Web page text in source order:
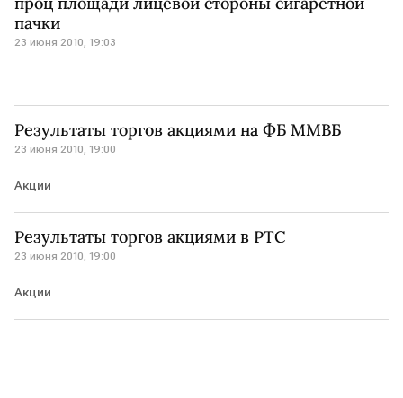
пачки
23 июня 2010, 19:03
Результаты торгов акциями на ФБ ММВБ
23 июня 2010, 19:00
Акции
Результаты торгов акциями в РТС
23 июня 2010, 19:00
Акции